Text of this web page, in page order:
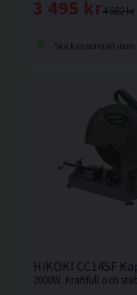
4 582 kr
3 495 kr
Skickas normalt inom 1-
HiKOKI CC14SF